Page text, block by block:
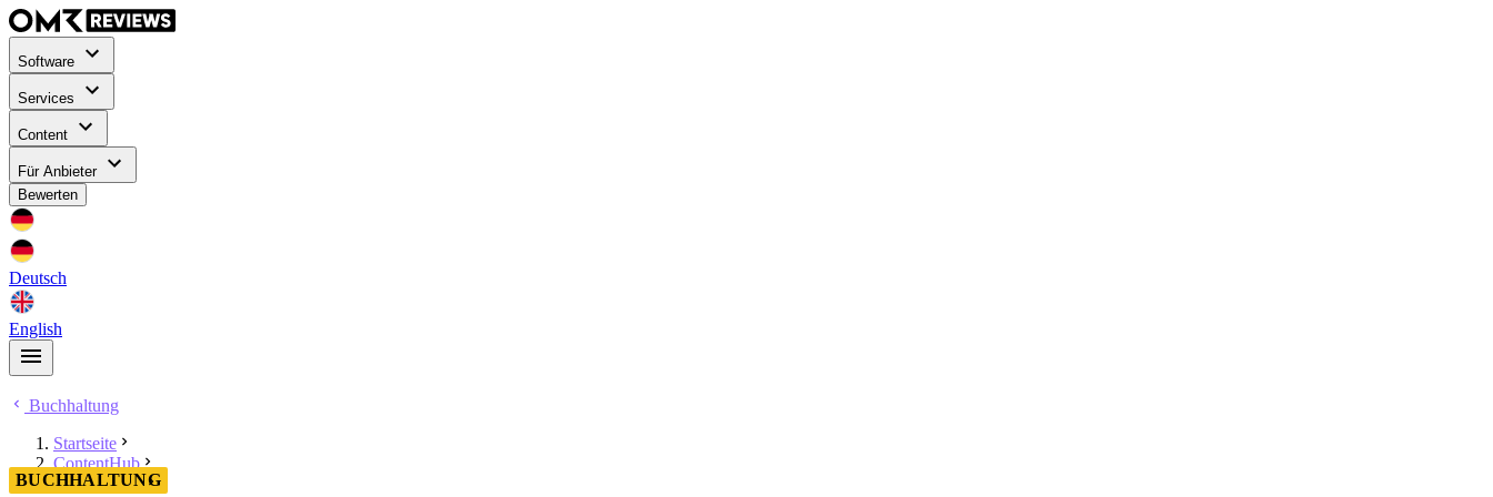
Software
Services
Content
Für Anbieter
Bewerten
Deutsch
English
Buchhaltung
Startseite
ContentHub
Buchhaltung
BUCHHALTUNG